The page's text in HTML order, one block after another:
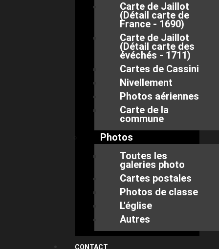
Carte de Jaillot
(Détail carte de
France - 1690)
Carte de Jaillot
(Détail carte des
évéchés - 1711)
Cartes de Cassini
Nivellement
Photos aériennes
Carte de la
commune
Photos
Toutes les
galeries photo
Cartes postales
Photos de classe
L'église
Autres
CONTACT